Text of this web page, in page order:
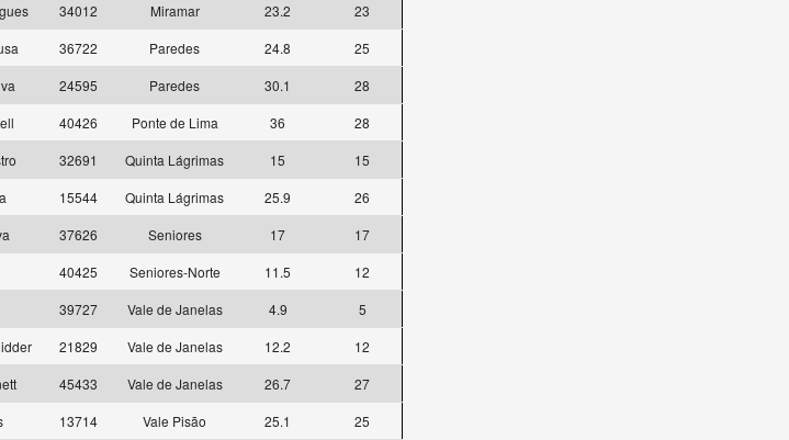
34012 Miramar 23.2
23
36722 Paredes 24.8
25
24595 Paredes 30.1
28
40426 Ponte de Lima 36
28
32691 Quinta Lágrimas 15
15
15544 Quinta Lágrimas 25.9
26
37626 Seniores 17
17
40425 Seniores-Norte 11.5
12
39727 Vale de Janelas 4.9
5
21829 Vale de Janelas 12.2
12
45433 Vale de Janelas 26.7
27
13714 Vale Pisão 25.1 25